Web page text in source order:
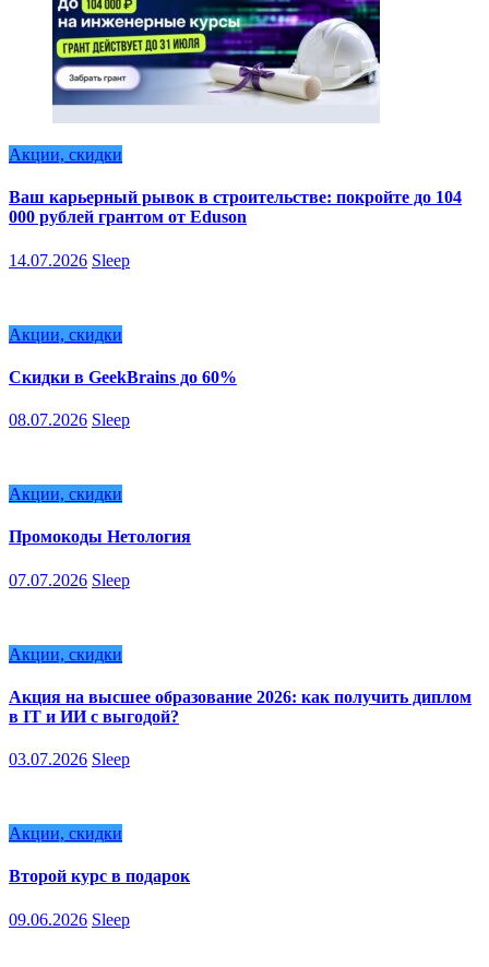
Акции, скидки
Ваш карьерный рывок в строительстве: покройте до 104
000 рублей грантом от Eduson
14.07.2026 Sleep
Акции, скидки
Скидки в GeekBrains до 60%
08.07.2026 Sleep
Акции, скидки
Промокоды Нетология
07.07.2026 Sleep
Акции, скидки
Акция на высшее образование 2026: как получить диплом
в IT и ИИ с выгодой?
03.07.2026 Sleep
Акции, скидки
Второй курс в подарок
09.06.2026 Sleep